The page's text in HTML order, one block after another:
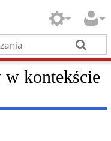
w kontekście